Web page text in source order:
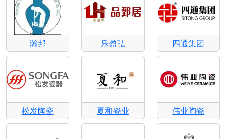
瀚邦 乐盈弘 四通集团
松发陶瓷 夏和瓷业 伟业陶瓷